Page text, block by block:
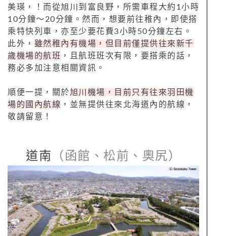
美瑛，！而從旭川到富良野，所需車程大約1小時
10分鐘～20分鐘。然而，想要前往稚內，即使搭
乘特快列車，亦至少要花費3小時50分鐘左右。
此外， 雖然稚內有機場，但目前僅提供往來新千
歲機場的航班 ，且航班班次有限，要搭乘的話，
務必多加注意相關資訊。
順便一提，關於旭川機場，目前只有往來羽田機
場的國內航線 ，並無提供往來北海道內的航線，
敬請留意！
道南 （函館、松前、奧尻）